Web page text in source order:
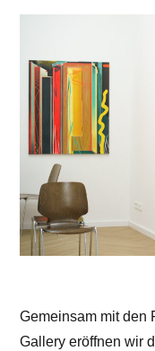
Gemeinsam mit den
Gallery eröffnen wir